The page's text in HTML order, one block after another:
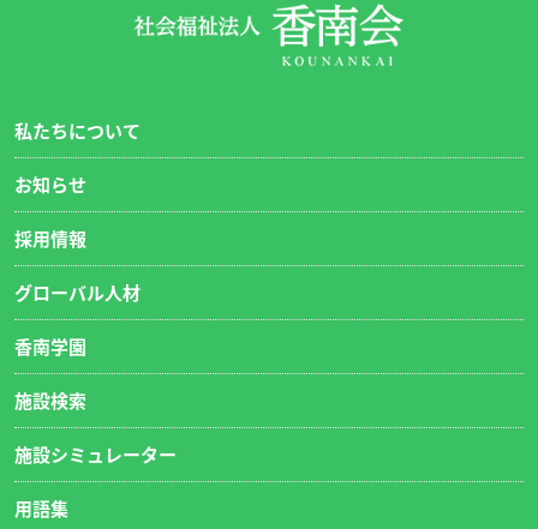
私たちについて
お知らせ
採用情報
グローバル人材
香南学園
施設検索
施設シミュレーター
用語集